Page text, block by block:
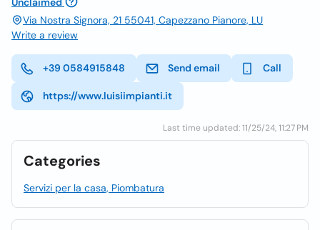
Via Nostra Signora, 21 55041, Capezzano Pianore, LU
Write a review
+39 0584915848 Send email Call
https://www.luisiimpianti.it
Last time updated: 11/25/24, 11:27 PM
Categories
Servizi per la casa, Piombatura